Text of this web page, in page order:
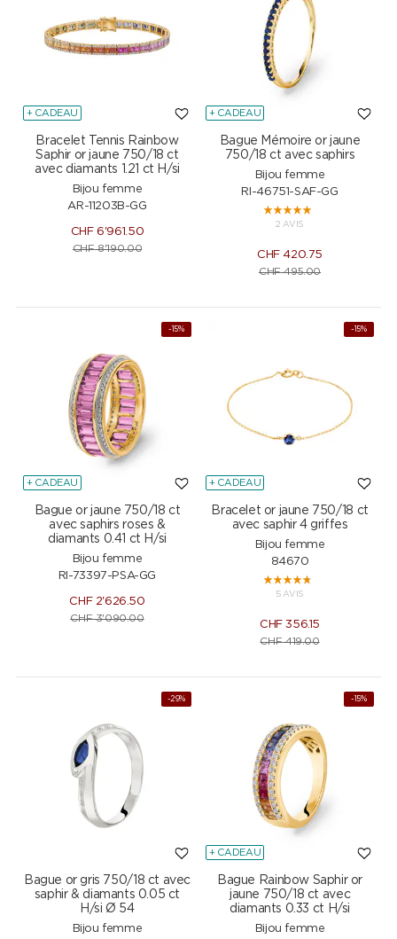
+ CADEAU
Bracelet Tennis Rainbow
Saphir or jaune 750/18 ct
avec diamants 1.21 ct H/si
Bijou femme
AR-11203B-GG
CHF6'961.50
CHF8'190.00
+ CADEAU
Bague Mémoire or jaune
750/18 ct avec saphirs
Bijou femme
RI-46751-SAF-GG
2 AVIS
CHF420.75
CHF495.00
-15%
+ CADEAU
Bague or jaune 750/18 ct
avec saphirs roses &
diamants 0.41 ct H/si
Bijou femme
RI-73397-PSA-GG
CHF2'626.50
CHF3'090.00
-15%
+ CADEAU
Bracelet or jaune 750/18 ct
avec saphir 4 griffes
Bijou femme
84670
5 AVIS
CHF356.15
CHF419.00
-29%
Bague or gris 750/18 ct avec
saphir & diamants 0.05 ct
H/si Ø 54
Bijou femme
-15%
+ CADEAU
Bague Rainbow Saphir or
jaune 750/18 ct avec
diamants 0.33 ct H/si
Bijou femme